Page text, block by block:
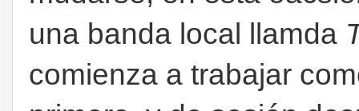
una banda local llamda
comienza a trabajar